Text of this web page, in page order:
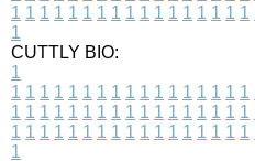
1 1 1 1 1 1 1 1 1 1 1 1 1 1 1 1 1
1
CUTTLY BIO:
1
1 1 1 1 1 1 1 1 1 1 1 1 1 1 1 1 1
1 1 1 1 1 1 1 1 1 1 1 1 1 1 1 1 1
1 1 1 1 1 1 1 1 1 1 1 1 1 1 1 1 1
1